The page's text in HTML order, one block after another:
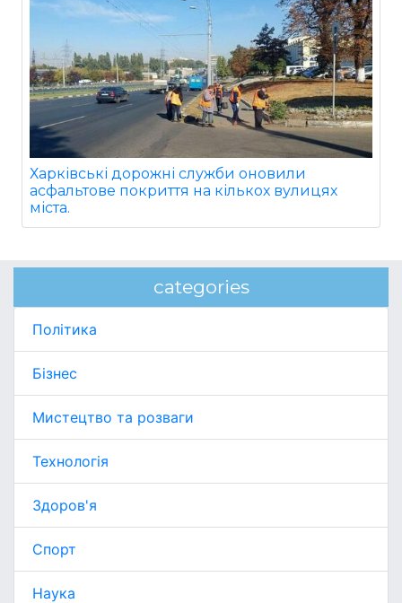
Харківські дорожні служби оновили
асфальтове покриття на кількох вулицях
міста.
categories
Політика
Бізнес
Мистецтво та розваги
Технологія
Здоров'я
Спорт
Наука